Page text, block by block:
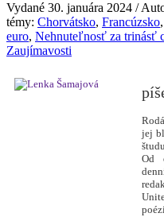
Vydané 30. januára 2024 /
témy: Chorvátsko, Francúzsko,
euro, Nehnuteľnosť za trinásť
Zaujímavosti
jej
Od